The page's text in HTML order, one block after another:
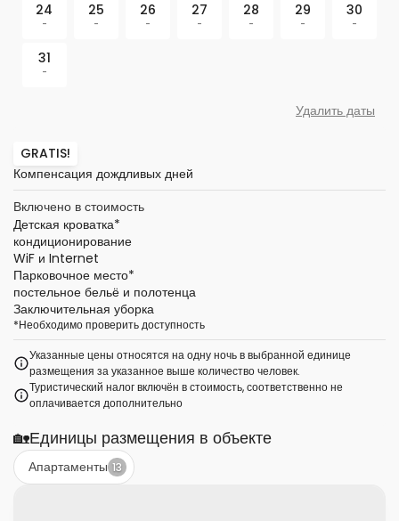
24
-
25
-
26
-
27
-
28
-
29
-
30
-
31
-
Удалить даты
GRATIS!
Компенсация дождливых дней
Включено в стоимость
Детская кроватка*
кондиционирование
WiF и Internet
Парковочное место*
постельное бельё и полотенца
Заключительная уборка
*Необходимо проверить доступность
Указанные цены относятся на одну ночь в выбранной единице
размещения за указанное выше количество человек.
Туристический налог включён в стоимость, соответственно не
оплачивается дополнительно
🏡Единицы размещения в объекте
Апартаменты 13